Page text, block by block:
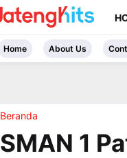
Home About Us
Beranda
SMAN 1